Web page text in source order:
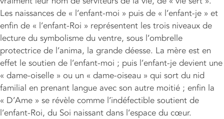
Les naissances de « l’enfant-moi » puis de « l’enfant-je » et
enfin de « l’enfant-Roi » représentent les trois niveaux de
lecture du symbolisme du ventre, sous l’ombrelle
protectrice de l’anima, la grande déesse. La mère est en
effet le soutien de l’enfant-moi ; puis l’enfant-je devient une
« dame-oiselle » ou un « dame-oiseau » qui sort du nid
familial en prenant langue avec son autre moitié ; enfin la
« D’Ame » se révèle comme l’indéfectible soutient de
l’enfant-Roi, du Soi naissant dans l’espace du cœur.